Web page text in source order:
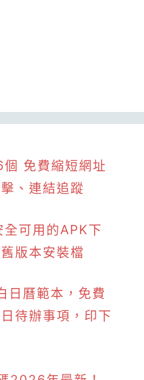
個 免費縮短網址
、連結追蹤
可用的APK下
版本安裝檔
曆範本，免費
待辦事項，印下